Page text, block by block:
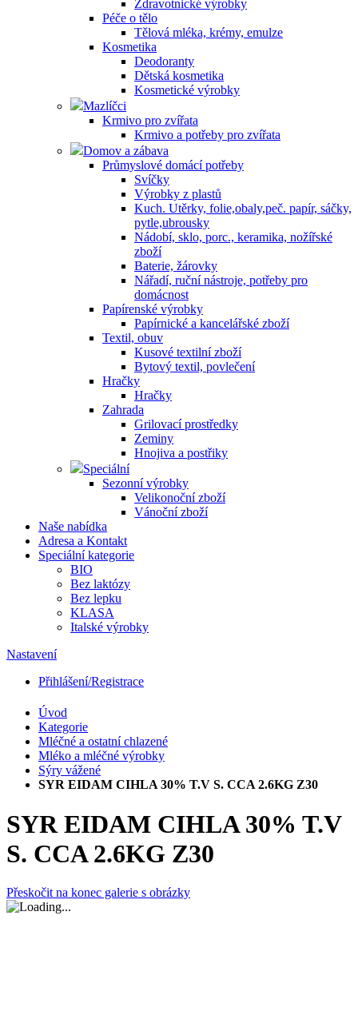
Zdravotnické výrobky
Péče o tělo
Tělová mléka, krémy, emulze
Kosmetika
Deodoranty
Dětská kosmetika
Kosmetické výrobky
Mazlíčci
Krmivo pro zvířata
Krmivo a potřeby pro zvířata
Domov a zábava
Průmyslové domácí potřeby
Svíčky
Výrobky z plastů
Kuch. Utěrky, folie,obaly,peč. papír, sáčky,
pytle,ubrousky
Nádobí, sklo, porc., keramika, nožířské
zboží
Baterie, žárovky
Nářadí, ruční nástroje, potřeby pro
domácnost
Papírenské výrobky
Papírnické a kancelářské zboží
Textil, obuv
Kusové textilní zboží
Bytový textil, povlečení
Hračky
Hračky
Zahrada
Grilovací prostředky
Zeminy
Hnojiva a postřiky
Speciální
Sezonní výrobky
Velikonoční zboží
Vánoční zboží
Naše nabídka
Adresa a Kontakt
Speciální kategorie
BIO
Bez laktózy
Bez lepku
KLASA
Italské výrobky
Nastavení
Přihlášení/Registrace
Úvod
Kategorie
Mléčné a ostatní chlazené
Mléko a mléčné výrobky
Sýry vážené
SYR EIDAM CIHLA 30% T.V S. CCA 2.6KG Z30
SYR EIDAM CIHLA 30% T.V
S. CCA 2.6KG Z30
Přeskočit na konec galerie s obrázky